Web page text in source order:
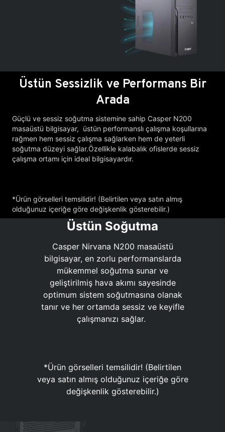
Üstün Sessizlik ve Performans Bir
Arada
Güçlü ve sessiz soğutma sistemine sahip Casper N200
masaüstü bilgisayar, üstün performanslı çalışma koşullarına
rağmen hem sessiz çalışma sağlarken hem de yeterli
soğutma düzeyi sağlar.Özellikle kalabalık ofislerde sessiz
çalışma ortamı için ideal bilgisayardır.
*Ürün görselleri temsilidir! (Belirtilen veya satın almış
olduğunuz içeriğe göre değişkenlik gösterebilir.)
Üstün Soğutma
Casper Nirvana N200 masaüstü
bilgisayar, en zorlu performanslarda
mükemmel soğutma sunar ve
geliştirilmiş hava akımı sayesinde
optimum sistem soğutmasına olanak
tanır ve her ortamda sessiz ve keyifle
çalışmanızı sağlar.
*Ürün görselleri temsilidir! (Belirtilen
veya satın almış olduğunuz içeriğe göre
değişkenlik gösterebilir.)